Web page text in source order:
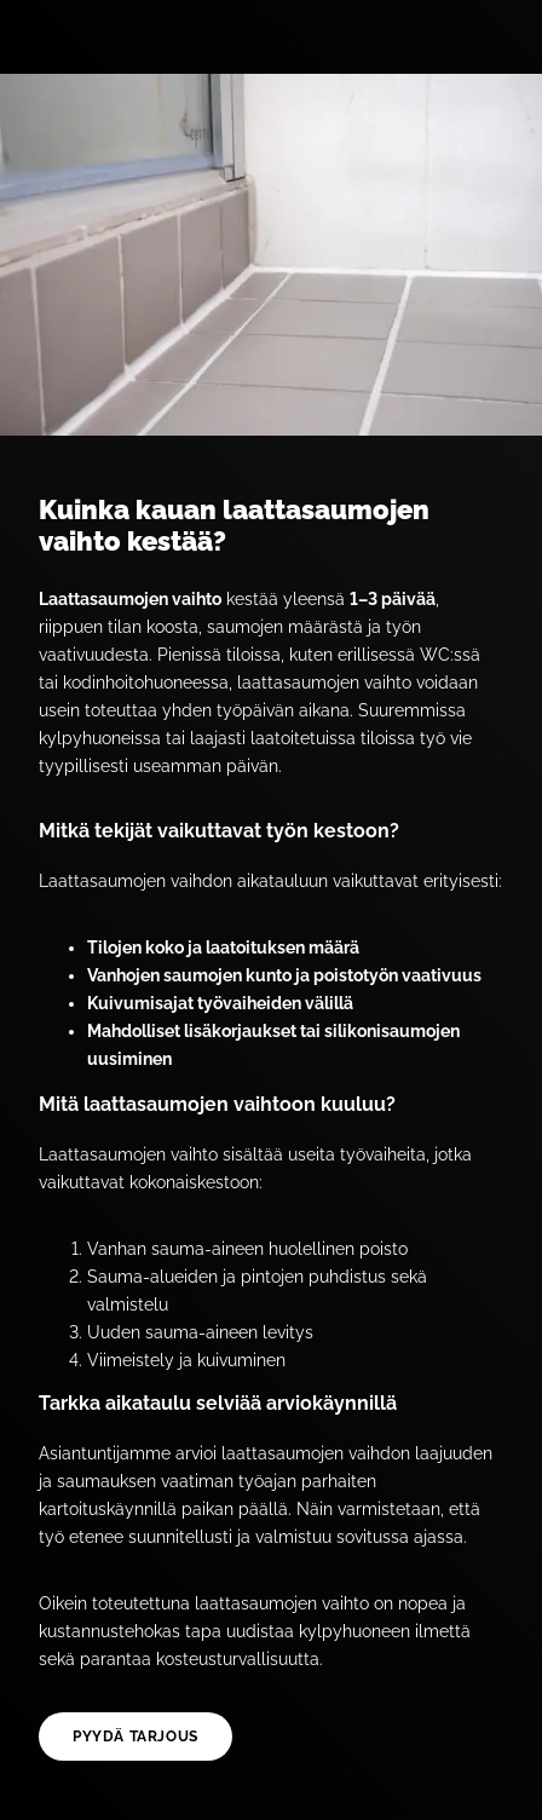
Kuinka kauan laattasaumojen
vaihto kestää?
Laattasaumojen vaihto kestää yleensä 1–3 päivää
riippuen tilan koosta, saumojen määrästä ja työn
vaativuudesta. Pienissä tiloissa, kuten erillisessä WC:ssä
tai kodinhoitohuoneessa, laattasaumojen vaihto voidaan
usein toteuttaa yhden työpäivän aikana. Suuremmissa
kylpyhuoneissa tai laajasti laatoitetuissa tiloissa työ vie
tyypillisesti useamman päivän.
Mitkä tekijät vaikuttavat työn kestoon?
Laattasaumojen vaihdon aikatauluun vaikuttavat erityisesti:
Tilojen koko ja laatoituksen määrä
Vanhojen saumojen kunto ja poistotyön vaativuus
Kuivumisajat työvaiheiden välillä
Mahdolliset lisäkorjaukset tai silikonisaumojen
uusiminen
Mitä laattasaumojen vaihtoon kuuluu?
Laattasaumojen vaihto sisältää useita työvaiheita, jotka
vaikuttavat kokonaiskestoon:
Vanhan sauma-aineen huolellinen poisto
Sauma-alueiden ja pintojen puhdistus sekä
valmistelu
Uuden sauma-aineen levitys
Viimeistely ja kuivuminen
Tarkka aikataulu selviää arviokäynnillä
Asiantuntijamme arvioi laattasaumojen vaihdon laajuuden
ja saumauksen vaatiman työajan parhaiten
kartoituskäynnillä paikan päällä. Näin varmistetaan, että
työ etenee suunnitellusti ja valmistuu sovitussa ajassa.
Oikein toteutettuna laattasaumojen vaihto on nopea ja
kustannustehokas tapa uudistaa kylpyhuoneen ilmettä
sekä parantaa kosteusturvallisuutta.
PYYDÄ TARJOUS